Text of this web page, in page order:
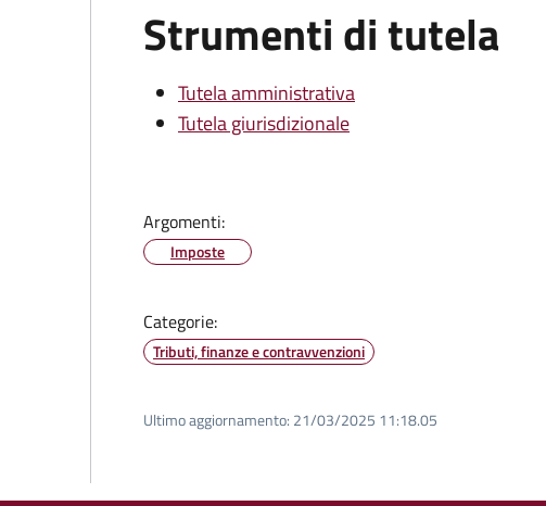
Strumenti di tutela
Tutela amministrativa
Tutela giurisdizionale
Argomenti:
Imposte
Categorie:
Tributi, finanze e contravvenzioni
Ultimo aggiornamento: 21/03/2025 11:18.05